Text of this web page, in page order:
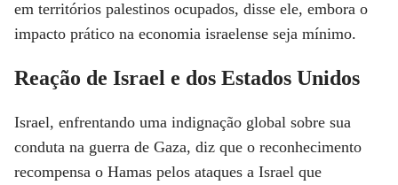
em territórios palestinos ocupados, disse ele, embora o
impacto prático na economia israelense seja mínimo.
Reação de Israel e dos Estados Unidos
Israel, enfrentando uma indignação global sobre sua
conduta na guerra de Gaza, diz que o reconhecimento
recompensa o Hamas pelos ataques a Israel que